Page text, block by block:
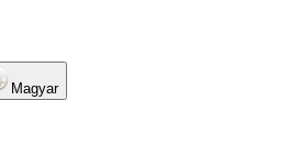
Magyar